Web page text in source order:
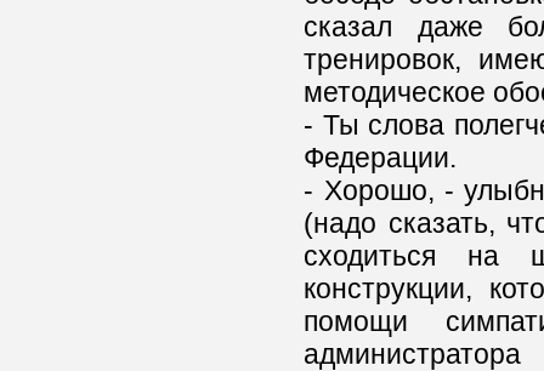
сказал даже
тренировок,
методическое
- Ты слова
Федерации.
- Хорошо, -
(надо сказать,
сходиться на
конструкции,
помощи